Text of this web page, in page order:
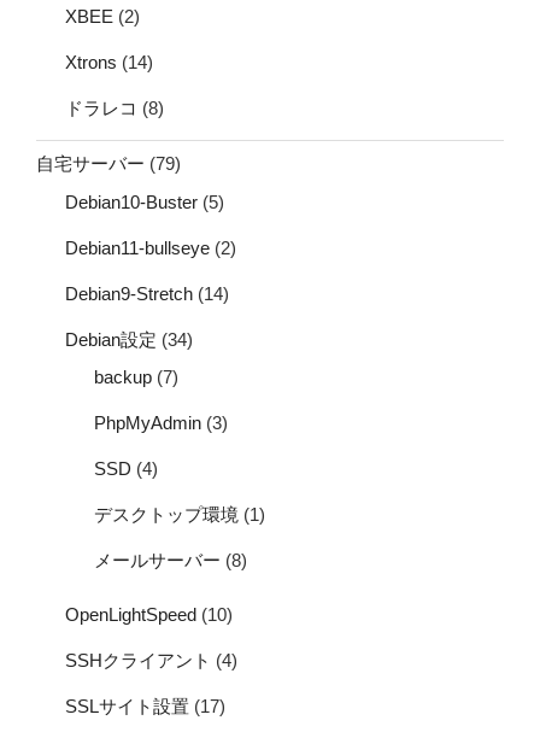
XBEE (2)
Xtrons (14)
ドラレコ (8)
自宅サーバー (79)
Debian10-Buster (5)
Debian11-bullseye (2)
Debian9-Stretch (14)
Debian設定 (34)
backup (7)
PhpMyAdmin (3)
SSD (4)
デスクトップ環境 (1)
メールサーバー (8)
OpenLightSpeed (10)
SSHクライアント (4)
SSLサイト設置 (17)